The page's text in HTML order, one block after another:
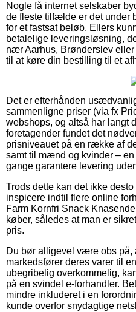
Nogle få internet selskaber
de fleste tilfælde er det under
for et fastsat beløb. Ellers
betalelige leveringsløsning,
nær Aarhus, Brønderslev
til at køre din bestilling til et
Det er efterhånden
sammenligne priser (via fx
webshops, og altså har langt
foretagender fundet det
prisniveauet på en række af
samt til mænd og kvinder –
gange garantere levering
Trods dette kan det ikke
inspicere indtil flere online
Farm Kornfri Snack
køber, således at man er
pris.
Du bør alligevel være obs på,
markedsfører deres varer til
ubegribelig overkommelig,
på en svindel e-forhandler.
mindre inkluderet i en
kunde overfor snydagtige